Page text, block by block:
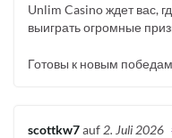
Unlim Casino ждет вас,
выиграть огромные
Готовы к новым
scottkw7auf 2. Juli 2026